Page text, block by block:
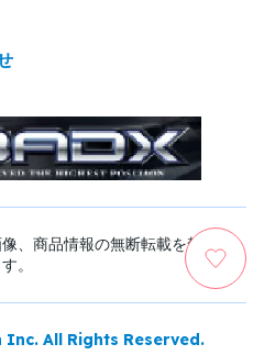
、商品情報の無断転載を禁じま
す。
All Rights Reserved.